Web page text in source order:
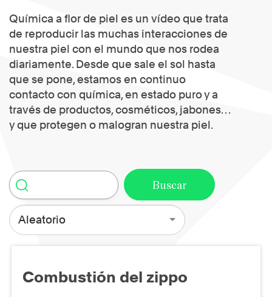
Química a flor de piel es un vídeo que trata
de reproducir las muchas interacciones de
nuestra piel con el mundo que nos rodea
diariamente. Desde que sale el sol hasta
que se pone, estamos en continuo
contacto con química, en estado puro y a
través de productos, cosméticos, jabones…
y que protegen o malogran nuestra piel.
Aleatorio
Combustión del zippo